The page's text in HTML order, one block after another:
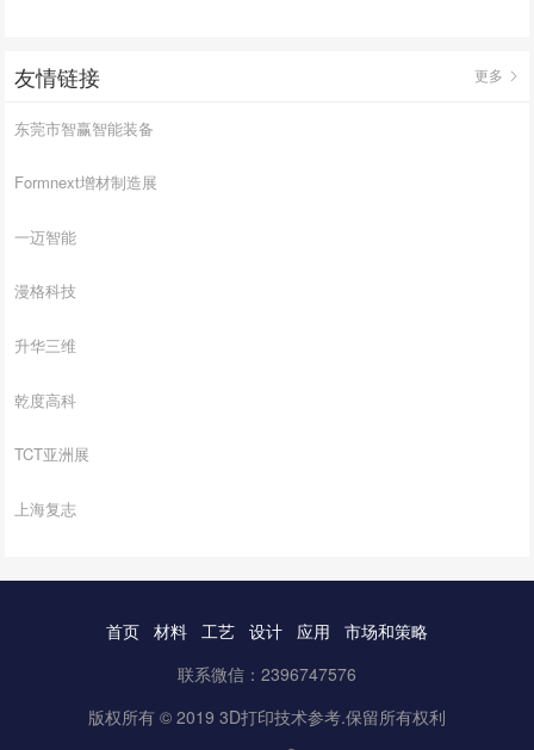
友情链接 更多
东莞市智赢智能装备
Formnext增材制造展
一迈智能
漫格科技
升华三维
乾度高科
TCT亚洲展
上海复志
首页 材料 工艺 设计 应用
市场和策略
联系微信：2396747576
版权所有 © 2019 3D打印技术参考.保留所有权利